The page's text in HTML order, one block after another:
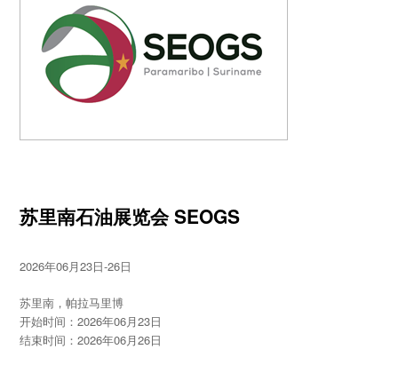
苏里南石油展览会 SEOGS
2026年06月23日-26日
苏里南，帕拉马里博
开始时间：2026年06月23日
结束时间：2026年06月26日